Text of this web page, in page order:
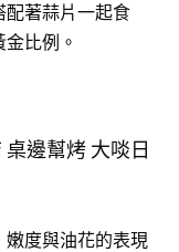
配著蒜片一起食
比例。
嫩度與油花的表現